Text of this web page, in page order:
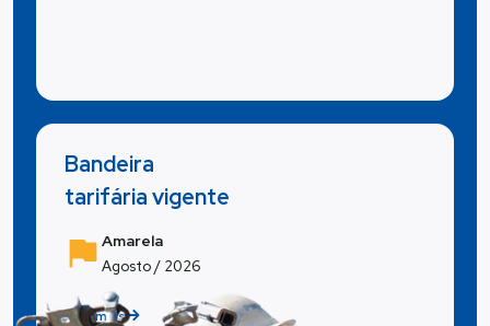
Bandeira
tarifária vigente
Amarela
Agosto / 2026
Veja mais